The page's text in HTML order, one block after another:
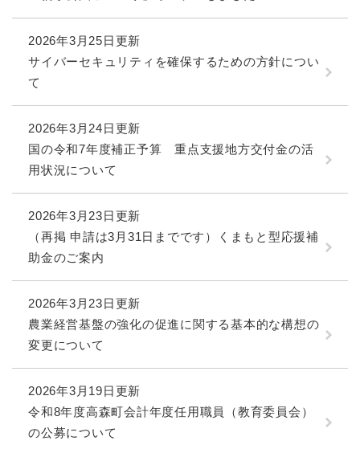
2026年3月25日更新
サイバーセキュリティを確保するための方針につい
て
2026年3月24日更新
国の令和7年度補正予算 重点支援地方交付金の活
用状況について
2026年3月23日更新
（再掲 申請は3月31日までです）くまもと型応援補
助金のご案内
2026年3月23日更新
農業経営基盤の強化の促進に関する基本的な構想の
変更について
2026年3月19日更新
令和8年度高森町会計年度任用職員（教育委員会）
の公募について